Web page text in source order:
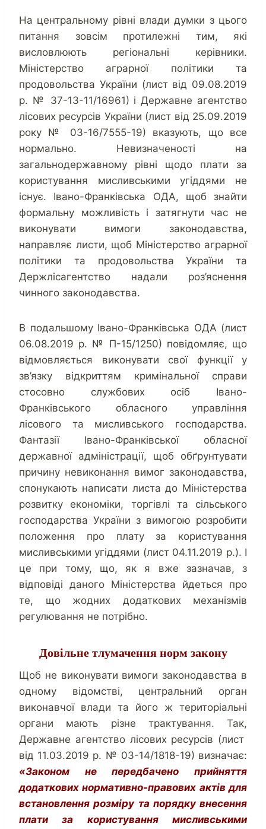
На центральному рівні влади думки з цього
питання зовсім протилежні тим, які
висловлюють регіональні керівники.
Міністерство аграрної політики та
продовольства України (лист від 09.08.2019
р. № 37-13-11/16961) і Державне агентство
лісових ресурсів України (лист від 25.09.2019
року № 03-16/7555-19) вказують, що все
нормально. Невизначеності на
загальнодержавному рівні щодо плати за
користування мисливськими угіддями не
існує. Івано-Франківська ОДА, щоб знайти
формальну можливість і затягнути час не
виконувати вимоги законодавства,
направляє листи, щоб Міністерство аграрної
політики та продовольства України та
Держлісагентство надали роз’яснення
чинного законодавства.
В подальшому Івано-Франківська ОДА (лист
06.08.2019 р. № П-15/1250) повідомляє, що
відмовляється виконувати свої функції у
зв’язку відкриттям кримінальної справи
стосовно службових осіб Івано-
Франківського обласного управління
лісового та мисливського господарства.
Фантазії Івано-Франківської обласної
державної адміністрації, щоб обґрунтувати
причину невиконання вимог законодавства,
спонукають написати листа до Міністерства
розвитку економіки, торгівлі та сільського
господарства України з вимогою розробити
положення про плату за користування
мисливськими угіддями (лист 04.11.2019 р.). І
це при тому, що, як я вже зазначав, з
відповіді даного Міністерства йдеться про
те, що жодних додаткових механізмів
регулювання не потрібно.
Довільне тлумачення норм закону
Щоб не виконувати вимоги законодавства в
одному відомстві, центральний орган
виконавчої влади та його ж територіальні
органи мають різне трактування. Так,
Державне агентство лісових ресурсів (лист
від 11.03.2019 р. № 03-14/1818-19) визначає:
«Законом не передбачено прийняття
додаткових нормативно-правових актів для
встановлення розміру та порядку внесення
плати за користування мисливськими